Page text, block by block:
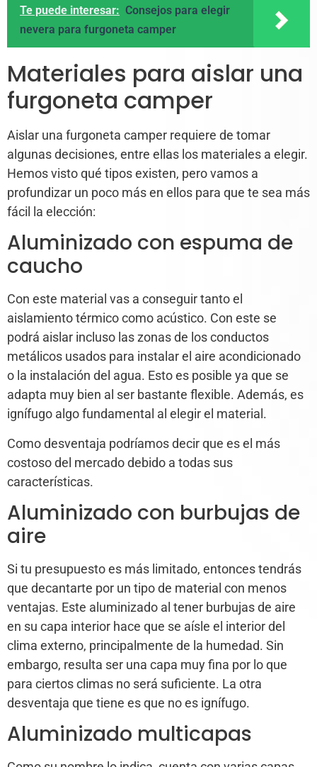
Te puede interesar: Consejos para elegir
nevera para furgoneta camper
Materiales para aislar una
furgoneta camper
Aislar una furgoneta camper requiere de tomar
algunas decisiones, entre ellas los materiales a elegir.
Hemos visto qué tipos existen, pero vamos a
profundizar un poco más en ellos para que te sea más
fácil la elección:
Aluminizado con espuma de
caucho
Con este material vas a conseguir tanto el
aislamiento térmico como acústico. Con este se
podrá aislar incluso las zonas de los conductos
metálicos usados para instalar el aire acondicionado
o la instalación del agua. Esto es posible ya que se
adapta muy bien al ser bastante flexible. Además, es
ignífugo algo fundamental al elegir el material.
Como desventaja podríamos decir que es el más
costoso del mercado debido a todas sus
características.
Aluminizado con burbujas de
aire
Si tu presupuesto es más limitado, entonces tendrás
que decantarte por un tipo de material con menos
ventajas. Este aluminizado al tener burbujas de aire
en su capa interior hace que se aísle el interior del
clima externo, principalmente de la humedad. Sin
embargo, resulta ser una capa muy fina por lo que
para ciertos climas no será suficiente. La otra
desventaja que tiene es que no es ignífugo.
Aluminizado multicapas